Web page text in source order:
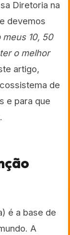
Diretoria na
devemos
10, 50
o melhor
artigo,
de
e para que
é a base de
A